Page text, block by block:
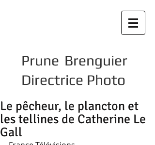
Prune Brenguier
Directrice Photo
Le pêcheur, le plancton et
les tellines de Catherine Le
Gall